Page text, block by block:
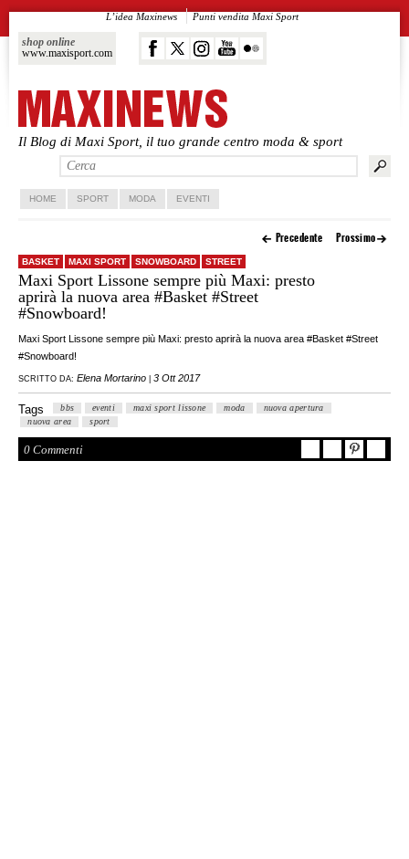
Il Blog di Maxi Sport, il tuo grande centro moda & sport
shop online
www.maxisport.com
L’idea Maxinews Punti vendita Maxi Sport
Vai al contenuto principale
Vai al contenuto secondario
HOME SPORT MODA EVENTI
Precedente Prossimo
BASKET MAXI SPORT SNOWBOARD STREET
Maxi Sport Lissone sempre più Maxi: presto
aprirà la nuova area #Basket #Street
#Snowboard!
Maxi Sport Lissone sempre più Maxi: presto aprirà la nuova area #Basket #Street
#Snowboard!
SCRITTO DA: Elena Mortarino 3 Ott 2017
Tags bbs eventi maxi sport lissone moda
nuova apertura
nuova area
sport
0 Commenti